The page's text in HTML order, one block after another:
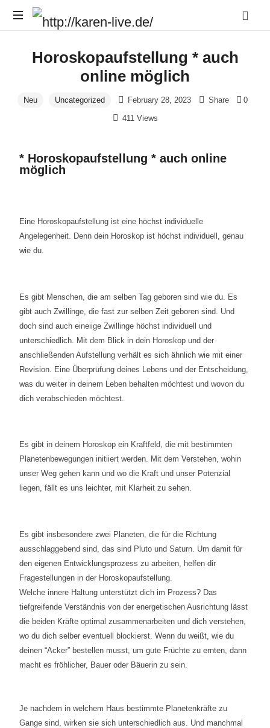
Leben
Horoskopaufstellung * auch
online möglich
Neu Uncategorized February 28, 2023 Share
0
411 Views
* Horoskopaufstellung * auch online
möglich
Eine Horoskopaufstellung ist eine höchst individuelle
Angelegenheit. Denn dein Horoskop ist höchst individuell, genau
wie du.
Es gibt Menschen, die am selben Tag geboren sind wie du. Es
gibt auch Zwillinge, die fast zur selben Zeit geboren sind. Und
doch sind auch eineiige Zwillinge höchst individuell und
unterschiedlich. Mit dem Blick in dein Horoskop und der
anschließenden Aufstellung verhält es sich ähnlich wie mit einer
Revision. Eine Überprüfung deines Lebens und der Entscheidung,
was du weiter in deinem Leben behalten möchtest und wovon du
dich verabschieden möchtest.
Es gibt in deinem Horoskop ein Kraftfeld, die mit bestimmten
Planetenbewegungen initiiert werden. Mit dem Verstehen, wohin
unser Weg gehen kann und wo die Kraft und unser Potenzial
liegen, fällt es uns leichter, mit Klarheit zu sehen.
Es gibt insbesondere zwei Planeten, die für die Richtung
ausschlaggebend sind, das sind Pluto und Saturn. Um damit für
den eigenen Entwicklungsprozess zu arbeiten, helfen dir
Fragestellungen in der Horoskopaufstellung.
Welche innere Haltung unterstützt dich im Prozess? Das
tiefgreifende Verständnis von der energetischen Ausrichtung lässt
die beiden Kräfte optimal zusammenarbeiten und dich verstehen,
wo du dich selber eventuell blockierst. Wenn du weißt, wie du
deinen “Acker” bestellen musst, um gute Früchte zu ernten, dann
macht es fröhlicher, Bauer oder Bäuerin zu sein.
Je nachdem in welchem Haus bestimmte Planetenkräfte zu
Gange sind, wirken sie sich unterschiedlich aus. Und manchmal